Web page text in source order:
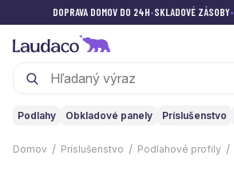
DOPRAVA DOMOV DO 24H•SKLADOVÉ ZÁSOBY•
Podlahy Obkladové panely Príslušenstvo
Domov Príslušenstvo Podlahové profily